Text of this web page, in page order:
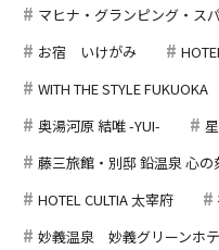
マヒナ・グランピング・ス
お宿 いけがみ
WITH THE STYLE FUKUOKA
奥湯河原 結唯 -YUI-
藤三旅館・別邸 鉛温泉 心の
HOTEL CULTIA 太宰府
妙義温泉 妙義グリーンホ